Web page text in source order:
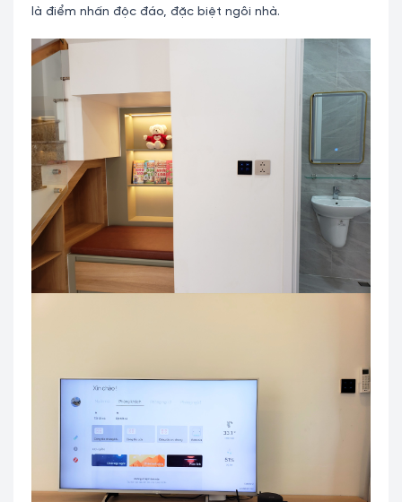
là điểm nhấn độc đáo, đặc biệt ngôi nhà.